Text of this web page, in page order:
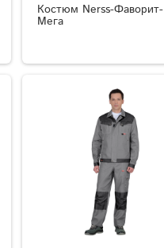
Костюм Nerss-Фаворит-
Мега